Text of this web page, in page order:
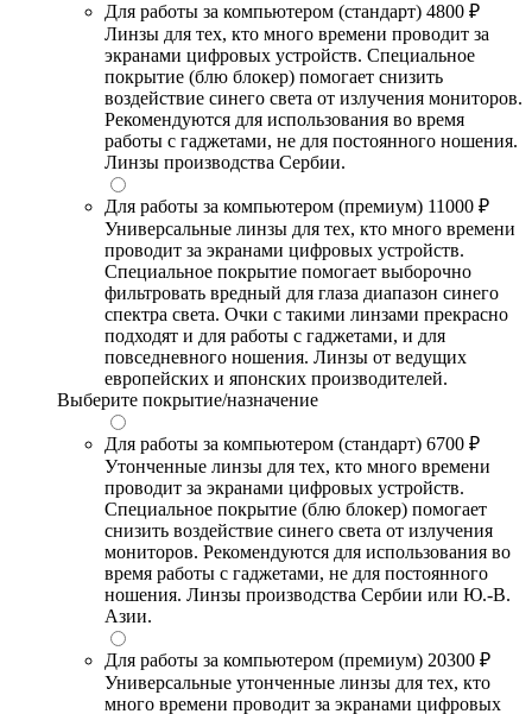
Для работы за компьютером (стандарт) 4800 ₽
Линзы для тех, кто много времени проводит за
экранами цифровых устройств. Специальное
покрытие (блю блокер) помогает снизить
воздействие синего света от излучения мониторов.
Рекомендуются для использования во время
работы с гаджетами, не для постоянного ношения.
Линзы производства Сербии.
Для работы за компьютером (премиум) 11000 ₽
Универсальные линзы для тех, кто много времени
проводит за экранами цифровых устройств.
Специальное покрытие помогает выборочно
фильтровать вредный для глаза диапазон синего
спектра света. Очки с такими линзами прекрасно
подходят и для работы с гаджетами, и для
повседневного ношения. Линзы от ведущих
европейских и японских производителей.
Выберите покрытие/назначение
Для работы за компьютером (стандарт) 6700 ₽
Утонченные линзы для тех, кто много времени
проводит за экранами цифровых устройств.
Специальное покрытие (блю блокер) помогает
снизить воздействие синего света от излучения
мониторов. Рекомендуются для использования во
время работы с гаджетами, не для постоянного
ношения. Линзы производства Сербии или Ю.-В.
Азии.
Для работы за компьютером (премиум) 20300 ₽
Универсальные утонченные линзы для тех, кто
много времени проводит за экранами цифровых